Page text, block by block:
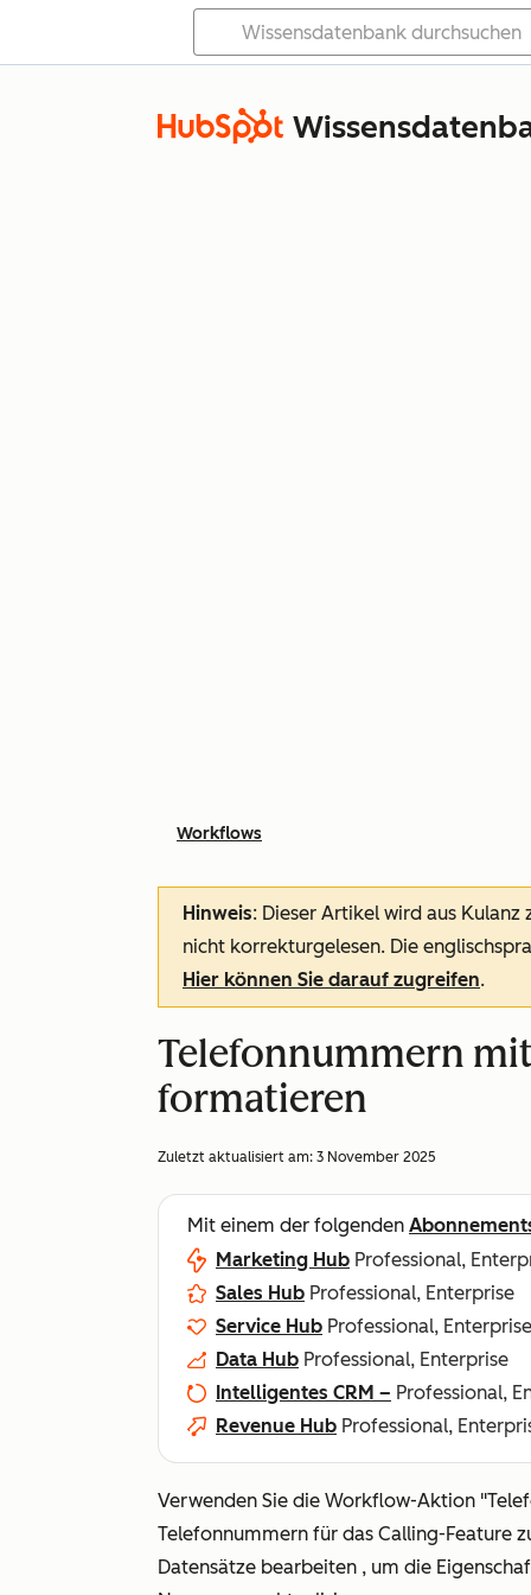
Workflows
Hinweis: Dieser Artikel wird aus
nicht korrekturgelesen. Die
Hier können Sie darauf zugreifen.
Telefonnummern
formatieren
Zuletzt aktualisiert am: 3 November 2025
Mit einem der folgenden
Marketing Hub Professional,
Sales Hub Professional, Enterprise
Service Hub Professional, Enterprise
Data Hub Professional, Enterprise
Intelligentes CRM – Professional,
Revenue Hub Professional,
Verwenden Sie die Workflow-Aktion
Telefonnummern für das Calling-Feature
Datensätze bearbeiten , um die